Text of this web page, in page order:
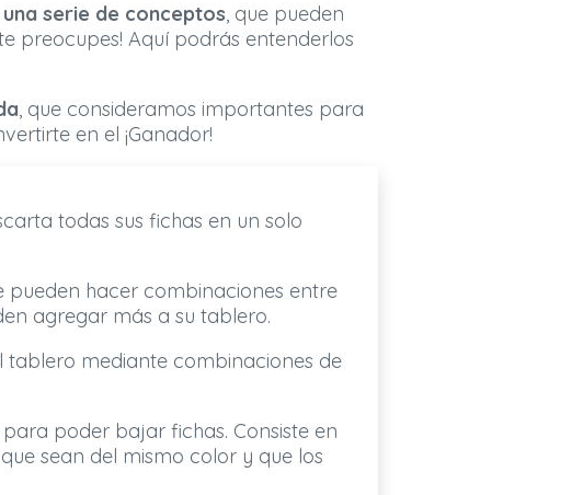
serie de conceptos, que pueden
preocupes! Aquí podrás entenderlos
, que consideramos importantes para
en el ¡Ganador!
todas sus fichas en un solo
pueden hacer combinaciones entre
agregar más a su tablero.
tablero mediante combinaciones de
poder bajar fichas. Consiste en
sean del mismo color y que los